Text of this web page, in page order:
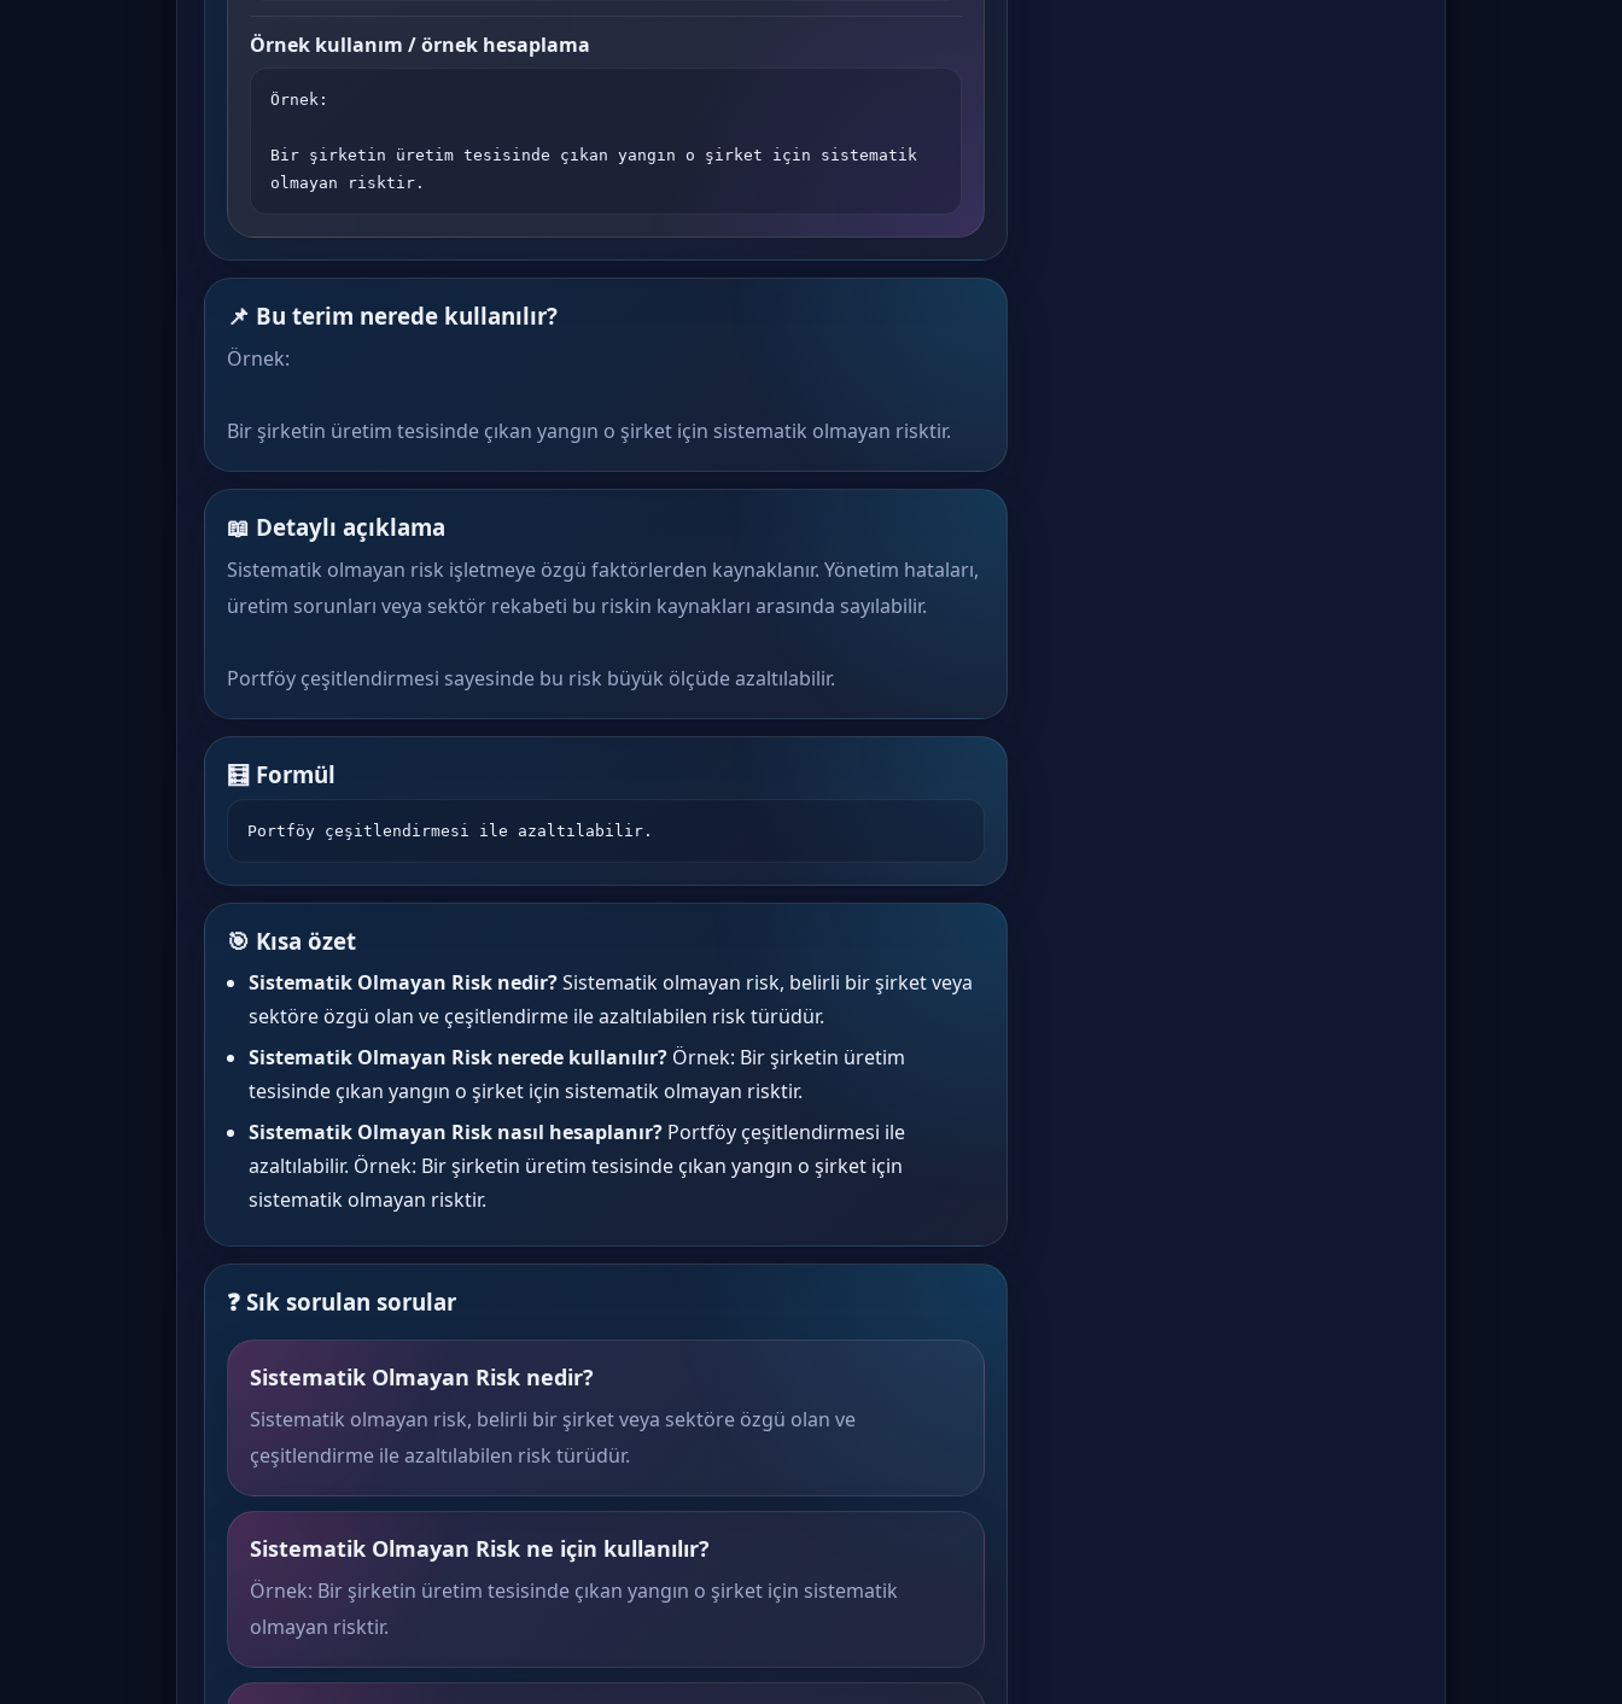
Örnek kullanım / örnek hesaplama
Örnek:
Bir şirketin üretim tesisinde çıkan yangın o şirket için sistematik
olmayan risktir.
📌 Bu terim nerede kullanılır?
Örnek:
Bir şirketin üretim tesisinde çıkan yangın o şirket için sistematik olmayan risktir.
📖 Detaylı açıklama
Sistematik olmayan risk işletmeye özgü faktörlerden kaynaklanır. Yönetim hataları,
üretim sorunları veya sektör rekabeti bu riskin kaynakları arasında sayılabilir.
Portföy çeşitlendirmesi sayesinde bu risk büyük ölçüde azaltılabilir.
🧮 Formül
Portföy çeşitlendirmesi ile azaltılabilir.
🎯 Kısa özet
Sistematik Olmayan Risk nedir?Sistematik olmayan risk, belirli bir şirket veya
sektöre özgü olan ve çeşitlendirme ile azaltılabilen risk türüdür.
Sistematik Olmayan Risk nerede kullanılır? Örnek: Bir şirketin üretim
tesisinde çıkan yangın o şirket için sistematik olmayan risktir.
Sistematik Olmayan Risk nasıl hesaplanır? Portföy çeşitlendirmesi ile
azaltılabilir. Örnek: Bir şirketin üretim tesisinde çıkan yangın o şirket için
sistematik olmayan risktir.
❓ Sık sorulan sorular
Sistematik Olmayan Risk nedir?
Sistematik olmayan risk, belirli bir şirket veya sektöre özgü olan ve
çeşitlendirme ile azaltılabilen risk türüdür.
Sistematik Olmayan Risk ne için kullanılır?
Örnek: Bir şirketin üretim tesisinde çıkan yangın o şirket için sistematik
olmayan risktir.